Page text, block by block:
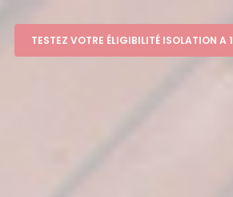
TESTEZ VOTRE ÉLIGIBILITÉ ISOLATION A 1